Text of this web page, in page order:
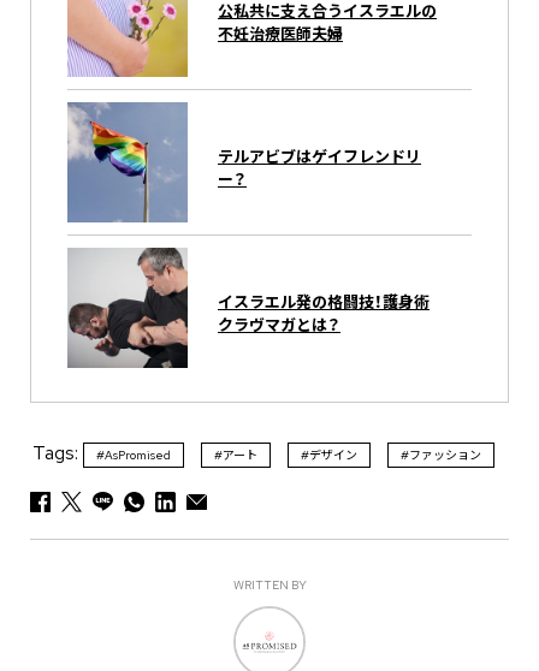
公私共に支え合うイスラエルの
不妊治療医師夫婦
テルアビブはゲイフレンドリ
ー？
イスラエル発の格闘技！護身術
クラヴマガとは？
Tags: #AsPromised #アート #デザイン #ファッション
WRITTEN BY